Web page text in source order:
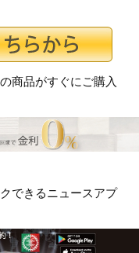
商品がすぐにご購入
できるニュースアプ